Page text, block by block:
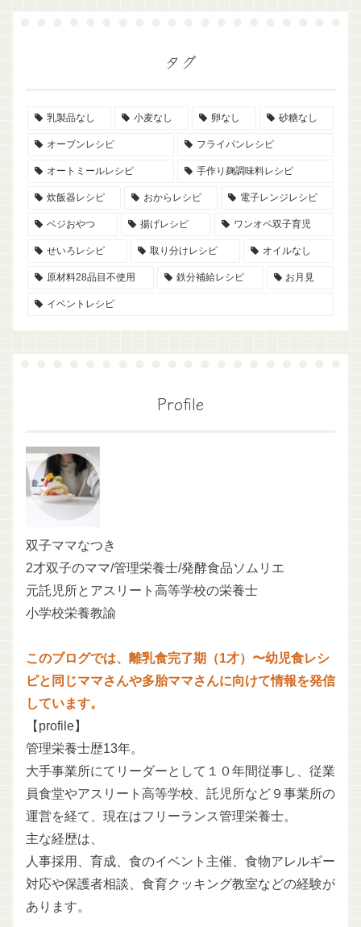
タグ
乳製品なし 小麦なし 卵なし 砂糖なし
オーブンレシピ フライパンレシピ
オートミールレシピ 手作り麹調味料レシピ
炊飯器レシピ おからレシピ 電子レンジレシピ
ベジおやつ 揚げレシピ ワンオペ双子育児
せいろレシピ 取り分けレシピ オイルなし
原材料28品目不使用 鉄分補給レシピ お月見
イベントレシピ
Profile
双子ママなつき
2才双子のママ/管理栄養士/発酵食品ソムリエ
元託児所とアスリート高等学校の栄養士
小学校栄養教諭
このブログでは、離乳食完了期（1才）〜幼児食レシ
ピと同じママさんや多胎ママさんに向けて情報を発信
しています。
【profile】
管理栄養士歴13年。
大手事業所にてリーダーとして１０年間従事し、従業
員食堂やアスリート高等学校、託児所など９事業所の
運営を経て、現在はフリーランス管理栄養士。
主な経歴は、
人事採用、育成、食のイベント主催、食物アレルギー
対応や保護者相談、食育クッキング教室などの経験が
あります。